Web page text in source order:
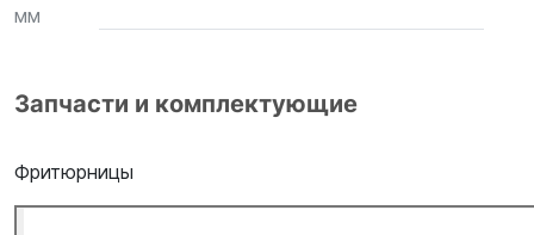
мм
Запчасти и комплектующие
Фритюрницы